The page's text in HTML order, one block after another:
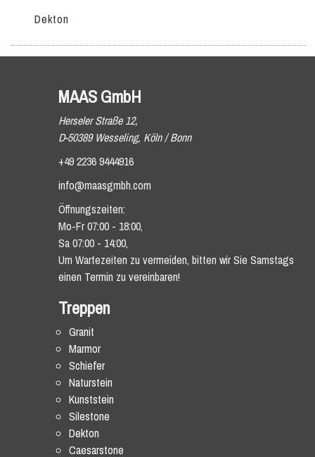
Dekton
MAAS GmbH
Herseler Straße 12,
D-50389 Wesseling, Köln / Bonn
+49 2236 9444916
info@maasgmbh.com
Öffnungszeiten:
Mo-Fr 07:00 - 18:00,
Sa 07:00 - 14:00,
Um Wartezeiten zu vermeiden, bitten wir Sie Samstags
einen Termin zu vereinbaren!
Treppen
Granit
Marmor
Schiefer
Naturstein
Kunststein
Silestone
Dekton
Caesarstone